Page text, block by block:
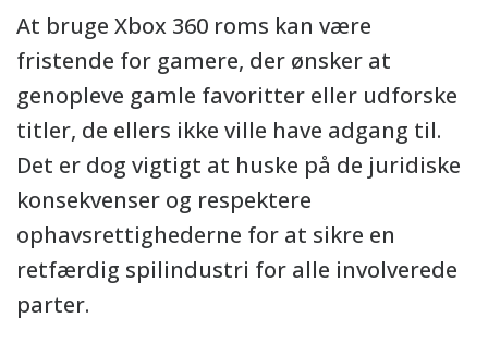
At bruge Xbox 360 roms kan være
fristende for gamere, der ønsker at
genopleve gamle favoritter eller udforske
titler, de ellers ikke ville have adgang til.
Det er dog vigtigt at huske på de juridiske
konsekvenser og respektere
ophavsrettighederne for at sikre en
retfærdig spilindustri for alle involverede
parter.